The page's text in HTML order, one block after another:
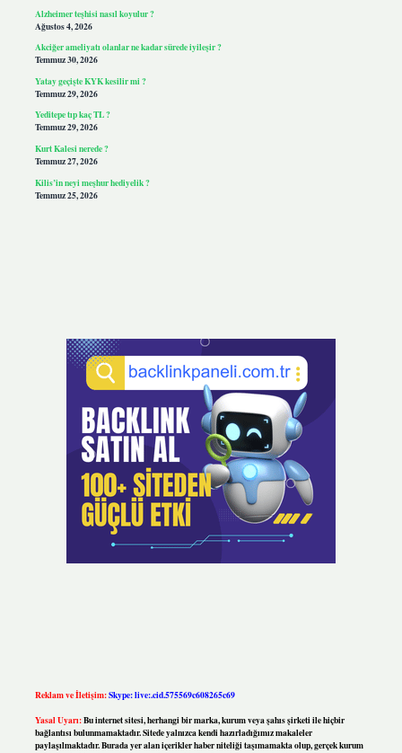
Alzheimer teşhisi nasıl koyulur ?
Ağustos 4, 2026
Akciğer ameliyatı olanlar ne kadar sürede iyileşir ?
Temmuz 30, 2026
Yatay geçişte KYK kesilir mi ?
Temmuz 29, 2026
Yeditepe tıp kaç TL ?
Temmuz 29, 2026
Kurt Kalesi nerede ?
Temmuz 27, 2026
Kilis’in neyi meşhur hediyelik ?
Temmuz 25, 2026
Reklam ve İletişim:Skype: live:.cid.575569c608265c69
Yasal Uyarı:Bu internet sitesi, herhangi bir marka, kurum veya şahıs şirketi ile hiçbir
bağlantısı bulunmamaktadır. Sitede yalnızca kendi hazırladığımız makaleler
paylaşılmaktadır. Burada yer alan içerikler haber niteliği taşımamakta olup, gerçek kurum